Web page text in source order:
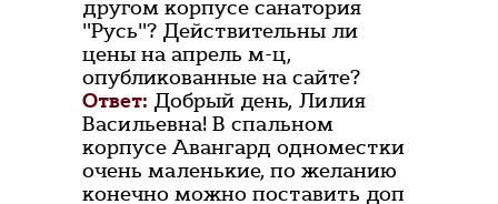
другом корпусе санатория
"Русь"? Действительны ли
цены на апрель м-ц,
опубликованные на сайте?
Ответ: Добрый день, Лилия
Васильевна! В спальном
корпусе Авангард одноместки
очень маленькие, по желанию
конечно можно поставить доп